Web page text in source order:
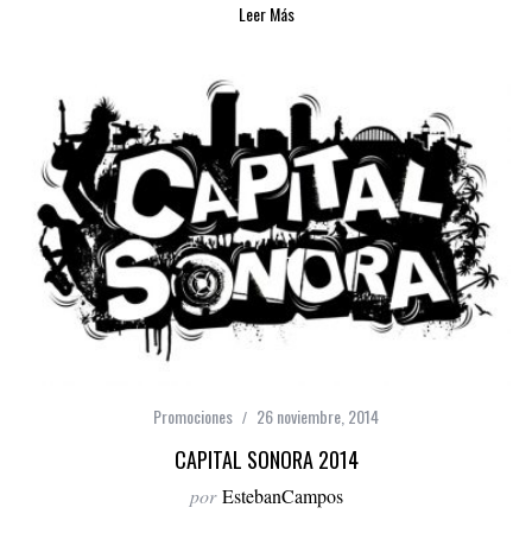
Leer Más
Promociones 26 noviembre, 2014
CAPITAL SONORA 2014
por EstebanCampos